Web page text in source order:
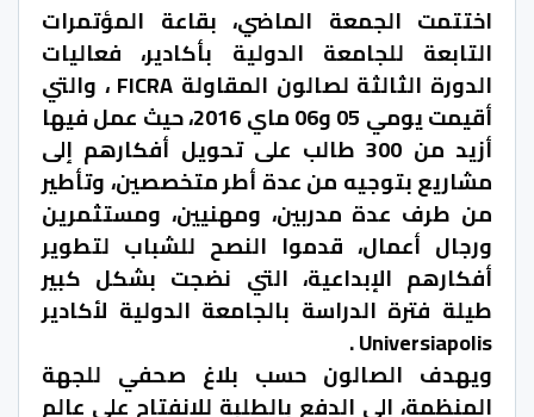
اختتمت الجمعة الماضي، بقاعة المؤتمرات
التابعة للجامعة الدولية بأكادير، فعاليات
الدورة الثالثة لصالون المقاولة FICRA ، والتي
أقيمت يومي 05 و06 ماي 2016، حيث عمل فيها
أزيد من 300 طالب على تحويل أفكارهم إلى
مشاريع بتوجيه من عدة أطر متخصصين، وتأطير
من طرف عدة مدربين، ومهنيين، ومستثمرين
ورجال أعمال، قدموا النصح للشباب لتطوير
أفكارهم الإبداعية، التي نضجت بشكل كبير
طيلة فترة الدراسة بالجامعة الدولية لأكادير
Universiapolis .
ويهدف الصالون حسب بلاغ صحفي للجهة
المنظمة، إلى الدفع بالطلبة للانفتاح على عالم